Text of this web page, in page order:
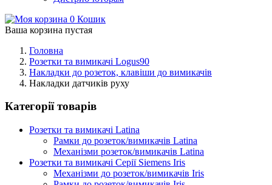
0 Кошик
Ваша корзина пустая
Головна
Розетки та вимикачі Logus90
Накладки до розеток, клавіши до вимикачів
Накладки датчиків руху
Категорії товарів
Розетки та вимикачі Latina
Рамки до розеток/вимикачів Latina
Механізми розеток/вимикачів Latina
Розетки та вимикачі Серії Siemens Iris
Механізми до розеток/вимикачів Iris